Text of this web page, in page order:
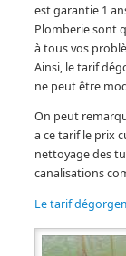
est garantie 1
Plomberie sont
à tous vos
Ainsi, le tarif
ne peut être
On peut
a ce tarif le prix
nettoyage des
canalisations
Le tarif